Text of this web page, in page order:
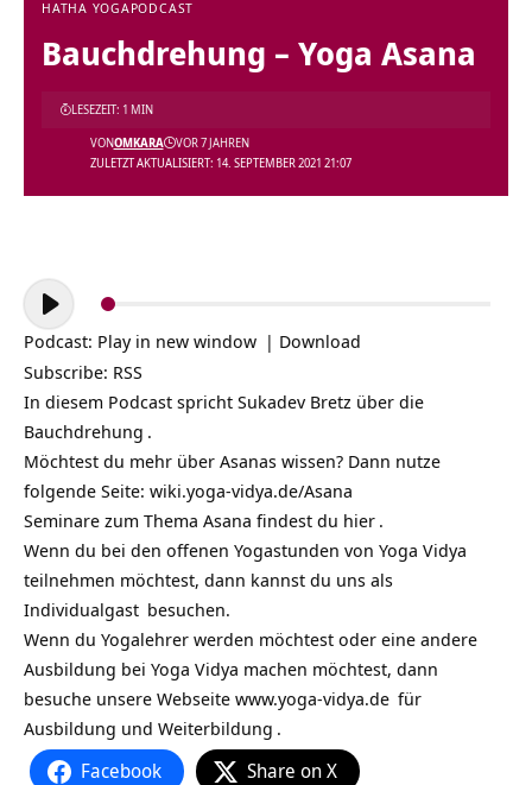
HATHA YOGAPODCAST
Bauchdrehung – Yoga Asana
ZULETZT AKTUALISIERT: 14. SEPTEMBER 2021 21:07
VONOMKARA VOR 7 JAHREN
LESEZEIT: 1 MIN
Audio-
Player
Podcast: Play in new window | Download
Subscribe: RSS
In diesem Podcast spricht Sukadev Bretz über die
Bauchdrehung .
Möchtest du mehr über Asanas wissen? Dann nutze
folgende Seite: wiki.yoga-vidya.de/Asana
Seminare zum Thema Asana findest du hier .
Wenn du bei den offenen Yogastunden von Yoga Vidya
teilnehmen möchtest, dann kannst du uns als
Individualgast besuchen.
Wenn du Yogalehrer werden möchtest oder eine andere
Ausbildung bei Yoga Vidya machen möchtest, dann
besuche unsere Webseite www.yoga-vidya.de für
Ausbildung und Weiterbildung .
Facebook Share on X